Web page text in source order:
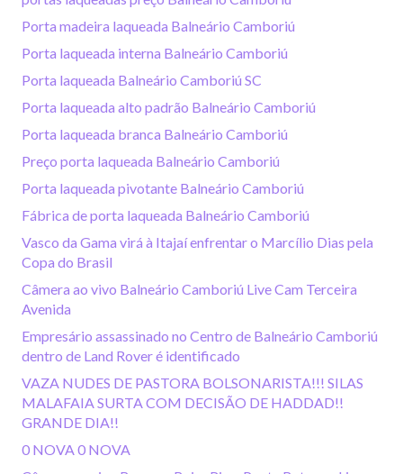
Porta madeira laqueada Balneário Camboriú
Porta laqueada interna Balneário Camboriú
Porta laqueada Balneário Camboriú SC
Porta laqueada alto padrão Balneário Camboriú
Porta laqueada branca Balneário Camboriú
Preço porta laqueada Balneário Camboriú
Porta laqueada pivotante Balneário Camboriú
Fábrica de porta laqueada Balneário Camboriú
Vasco da Gama virá à Itajaí enfrentar o Marcílio Dias pela
Copa do Brasil
Câmera ao vivo Balneário Camboriú Live Cam Terceira
Avenida
Empresário assassinado no Centro de Balneário Camboriú
dentro de Land Rover é identificado
VAZA NUDES DE PASTORA BOLSONARISTA!!! SILAS
MALAFAIA SURTA COM DECISÃO DE HADDAD!!
GRANDE DIA!!
0 NOVA 0 NOVA